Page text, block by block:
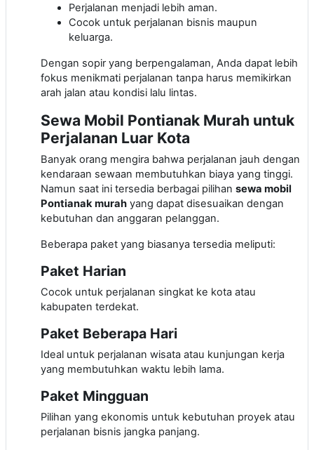
Perjalanan menjadi lebih aman.
Cocok untuk perjalanan bisnis maupun
keluarga.
Dengan sopir yang berpengalaman, Anda dapat lebih
fokus menikmati perjalanan tanpa harus memikirkan
arah jalan atau kondisi lalu lintas.
Sewa Mobil Pontianak Murah untuk
Perjalanan Luar Kota
Banyak orang mengira bahwa perjalanan jauh dengan
kendaraan sewaan membutuhkan biaya yang tinggi.
Namun saat ini tersedia berbagai pilihan sewa mobil
Pontianak murah yang dapat disesuaikan dengan
kebutuhan dan anggaran pelanggan.
Beberapa paket yang biasanya tersedia meliputi:
Paket Harian
Cocok untuk perjalanan singkat ke kota atau
kabupaten terdekat.
Paket Beberapa Hari
Ideal untuk perjalanan wisata atau kunjungan kerja
yang membutuhkan waktu lebih lama.
Paket Mingguan
Pilihan yang ekonomis untuk kebutuhan proyek atau
perjalanan bisnis jangka panjang.